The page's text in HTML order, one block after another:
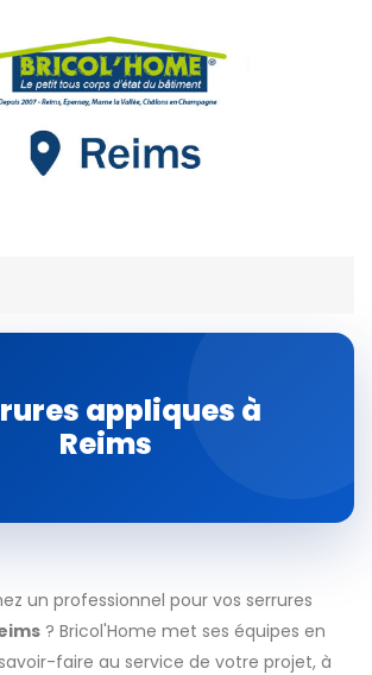
appliques à
Reims
un professionnel pour vos serrures
? Bricol'Home met ses équipes en
faire au service de votre projet, à